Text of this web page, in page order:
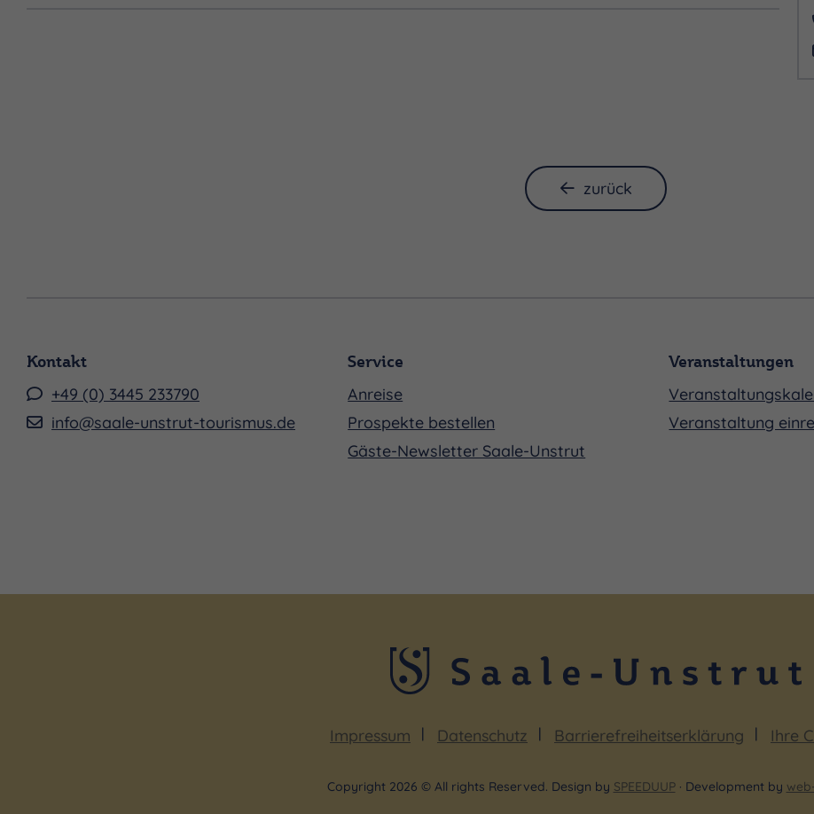
zurück
Kontakt
+49 (0) 3445 233790
info@saale-unstrut-tourismus.de
Service
Anreise
Prospekte bestellen
Gäste-Newsletter Saale-Unstrut
Veranstaltungen
Veranstaltung
Impressum Datenschutz Barrierefreiheitserklärung Ihre
Copyright 2026 © All rights Reserved. Design by SPEEDUUP· Development by